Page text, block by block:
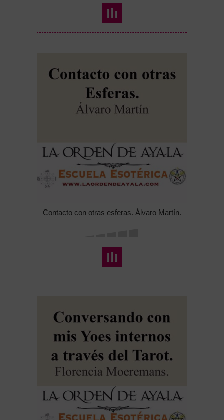
Contacto con otras esferas. Álvaro Martín.